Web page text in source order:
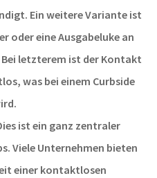
Ein weitere Variante ist
oder eine Ausgabeluke an
Bei letzterem ist der Kontakt
was bei einem Curbside
ist ein ganz zentraler
Viele Unternehmen bieten
einer kontaktlosen